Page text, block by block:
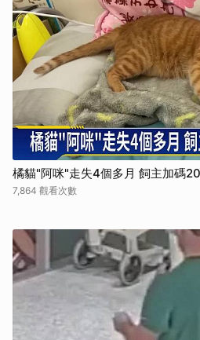
橘貓"阿咪"走失4個多月 飼主加碼
7,864 觀看次數